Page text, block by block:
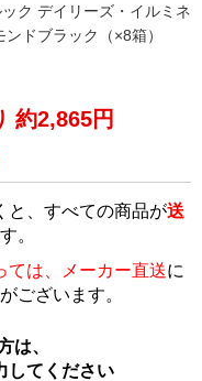
ク デイリーズ・イルミネ
ドブラック（×8箱）
約2,865円
と、すべての商品が送
。
ては、メーカー直送に
ございます。
は、
してください